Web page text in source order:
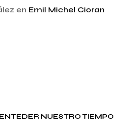
en Emil Michel Cioran
NUESTRO TIEMPO